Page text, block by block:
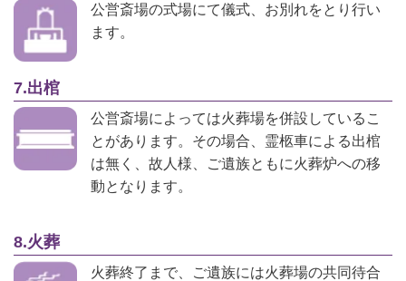
公営斎場の式場にて儀式、お別れをとり行い
ます。
7.出棺
公営斎場によっては火葬場を併設しているこ
とがあります。その場合、霊柩車による出棺
は無く、故人様、ご遺族ともに火葬炉への移
動となります。
8.火葬
火葬終了まで、ご遺族には火葬場の共同待合